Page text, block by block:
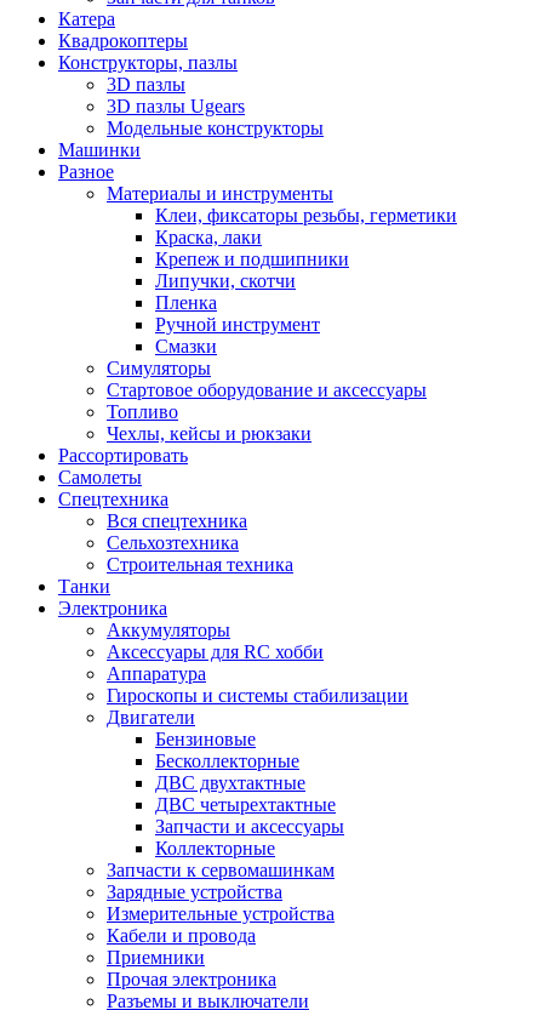
Катера
Квадрокоптеры
Конструкторы, пазлы
3D пазлы
3D пазлы Ugears
Модельные конструкторы
Машинки
Разное
Материалы и инструменты
Клеи, фиксаторы резьбы, герметики
Краска, лаки
Крепеж и подшипники
Липучки, скотчи
Пленка
Ручной инструмент
Смазки
Симуляторы
Стартовое оборудование и аксессуары
Топливо
Чехлы, кейсы и рюкзаки
Рассортировать
Самолеты
Спецтехника
Вся спецтехника
Сельхозтехника
Строительная техника
Танки
Электроника
Аккумуляторы
Аксессуары для RC хобби
Аппаратура
Гироскопы и системы стабилизации
Двигатели
Бензиновые
Бесколлекторные
ДВС двухтактные
ДВС четырехтактные
Запчасти и аксессуары
Коллекторные
Запчасти к сервомашинкам
Зарядные устройства
Измерительные устройства
Кабели и провода
Приемники
Прочая электроника
Разъемы и выключатели